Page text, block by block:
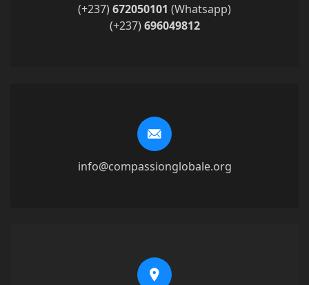
(+237) 672050101 (Whatsapp)
(+237) 696049812
info@compassionglobale.org